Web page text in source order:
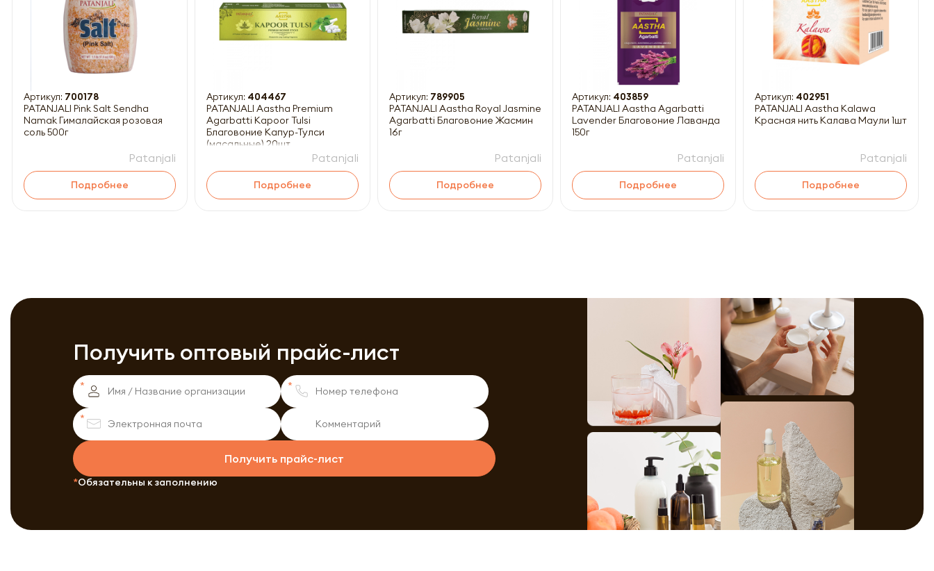
Артикул: 700178
PATANJALI Pink Salt Sendha
Namak Гималайская розовая
соль 500г
Patanjali
Подробнее
Артикул: 404467
PATANJALI Aastha Premium
Agarbatti Kapoor Tulsi
Благовоние Капур-Тулси
(масальные) 20шт
Patanjali
Подробнее
Артикул: 789905
PATANJALI Aastha Royal Jasmine
Agarbatti Благовоние Жасмин
16г
Patanjali
Подробнее
Артикул: 403859
PATANJALI Aastha Agarbatti
Lavender Благовоние Лаванда
150г
Patanjali
Подробнее
Артикул: 402951
PATANJALI Aastha Kalawa
Красная нить Калава Маули 1шт
Patanjali
Подробнее
Получить оптовый прайс-лист
Получить прайс-лист
Обязательны к заполнению